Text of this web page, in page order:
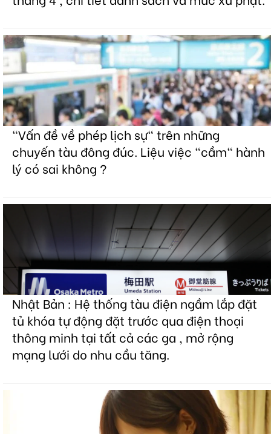
"Vấn đề về phép lịch sự" trên những
chuyến tàu đông đúc. Liệu việc "cầm" hành
lý có sai không ?
Nhật Bản : Hệ thống tàu điện ngầm lắp đặt
tủ khóa tự động đặt trước qua điện thoại
thông minh tại tất cả các ga , mở rộng
mạng lưới do nhu cầu tăng.